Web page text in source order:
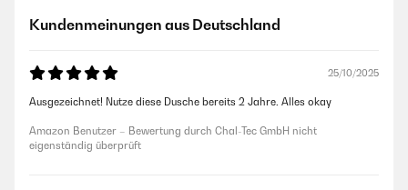
Kundenmeinungen aus Deutschland
25/10/2025
Ausgezeichnet! Nutze diese Dusche bereits 2 Jahre. Alles okay
Amazon Benutzer – Bewertung durch Chal-Tec GmbH nicht
eigenständig überprüft